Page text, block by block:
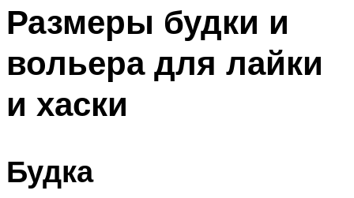
Размеры будки и
вольера для лайки
и хаски
Будка